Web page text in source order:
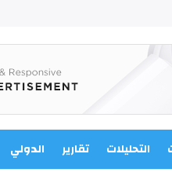
التحليلات تقارير الدولي